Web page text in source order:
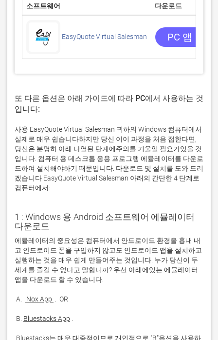
소프트웨어 다운로드
EasyQuote Virtual Salesman PC 앱 받기
또 다른 옵션은 아래 가이드에 따라 PC에서 사용하는 것
입니다:
사용 EasyQuote Virtual Salesman 귀하의 Windows 컴퓨터에서
실제로 매우 쉽습니다하지만 당신 이이 과정을 처음 접한다면,
당신은 분명히 아래 나열된 단계에주의를 기울일 필요가있을 것
입니다. 컴퓨터 용 데스크톱 응용 프로그램 에뮬레이터를 다운로
드하여 설치해야하기 때문입니다. 다운로드 및 설치를 도와 드리
겠습니다 EasyQuote Virtual Salesman 아래의 간단한 4 단계로
컴퓨터에서:
1 : Windows 용 Android 소프트웨어 에뮬레이터
다운로드
에뮬레이터의 중요성은 컴퓨터에서 안드로이드 환경을 흉내 내
고 안드로이드 폰을 구입하지 않고도 안드로이드 앱을 설치하고
실행하는 것을 매우 쉽게 만들어주는 것입니다. 누가 당신이 두
세계를 즐길 수 없다고 말합니까? 우선 아래에있는 에뮬레이터
A. Nox App
B. Bluestacks App